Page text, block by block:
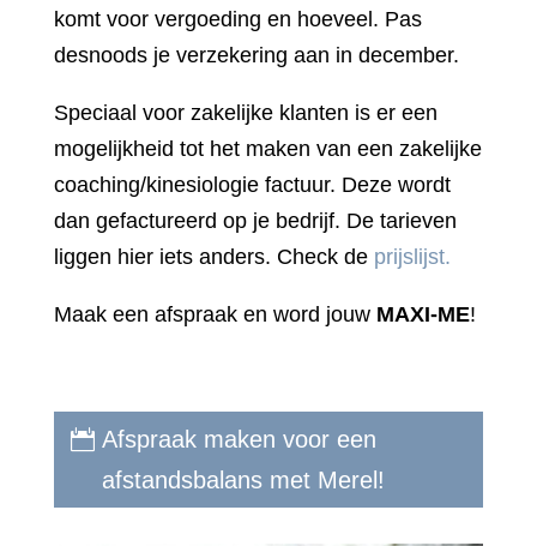
komt voor vergoeding en hoeveel. Pas
desnoods je verzekering aan in december.
Speciaal voor zakelijke klanten is er een
mogelijkheid tot het maken van een zakelijke
coaching/kinesiologie factuur. Deze wordt
dan gefactureerd op je bedrijf. De tarieven
liggen hier iets anders. Check de prijslijst.
Maak een afspraak en word jouwMAXI-ME!
Afspraak maken voor een
afstandsbalans met Merel!